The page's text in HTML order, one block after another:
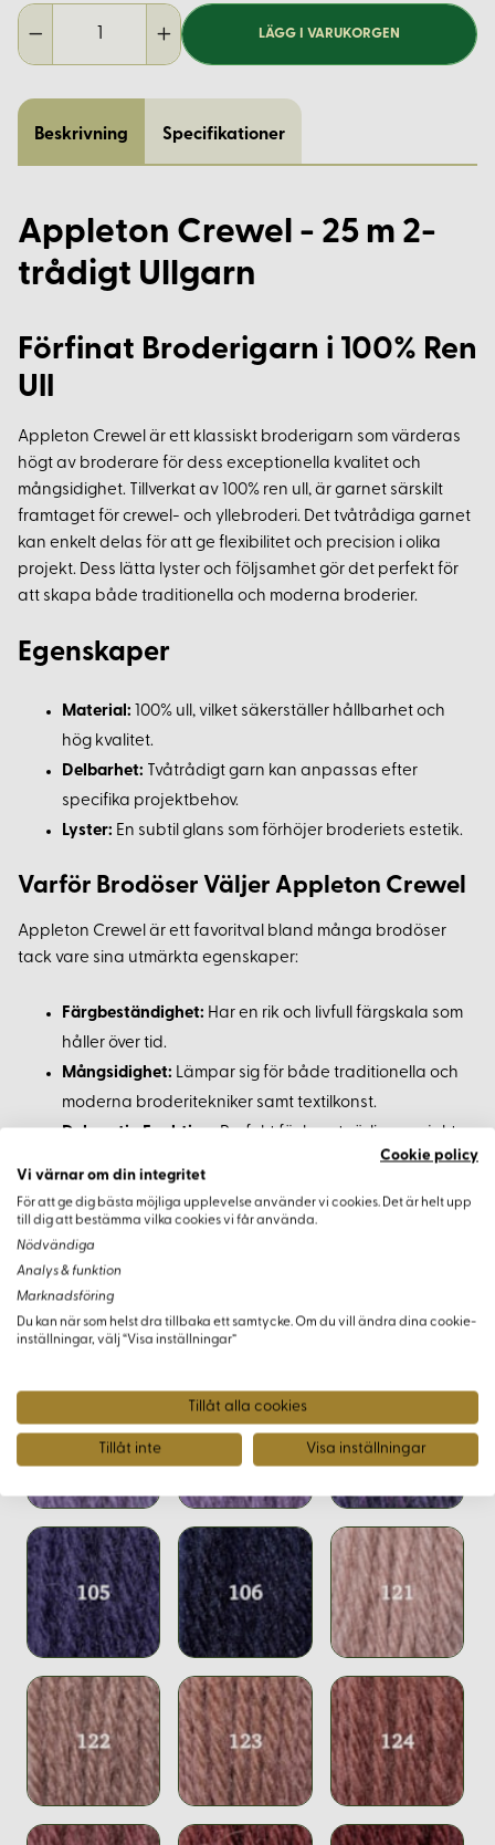
LÄGG I VARUKORGEN
Beskrivning Specifikationer
Appleton Crewel - 25 m 2-
trådigt Ullgarn
Förfinat Broderigarn i 100% Ren
Ull
Appleton Crewel är ett klassiskt broderigarn som värderas
högt av broderare för dess exceptionella kvalitet och
mångsidighet. Tillverkat av 100% ren ull, är garnet särskilt
framtaget för crewel- och yllebroderi. Det tvåtrådiga garnet
kan enkelt delas för att ge flexibilitet och precision i olika
projekt. Dess lätta lyster och följsamhet gör det perfekt för
att skapa både traditionella och moderna broderier.
Egenskaper
Material: 100% ull, vilket säkerställer hållbarhet och
hög kvalitet.
Delbarhet: Tvåtrådigt garn kan anpassas efter
specifika projektbehov.
Lyster: En subtil glans som förhöjer broderiets estetik.
Varför Brodöser Väljer Appleton Crewel
Appleton Crewel är ett favoritval bland många brodöser
tack vare sina utmärkta egenskaper:
Färgbeständighet: Har en rik och livfull färgskala som
håller över tid.
Mångsidighet: Lämpar sig för både traditionella och
moderna broderitekniker samt textilkonst.
Dekorativ Funktion:
Perfekt för konstnärliga projekt
Varianter
Cookie policy
Vi värnar om din integritet
För att ge dig bästa möjliga upplevelse använder vi cookies. Det är helt upp
till dig att bestämma vilka cookies vi får använda.
Nödvändiga
Analys & funktion
Marknadsföring
Du kan när som helst dra tillbaka ett samtycke. Om du vill ändra dina cookie-
inställningar, välj “Visa inställningar”
Tillåt alla cookies
Tillåt inte Visa inställningar